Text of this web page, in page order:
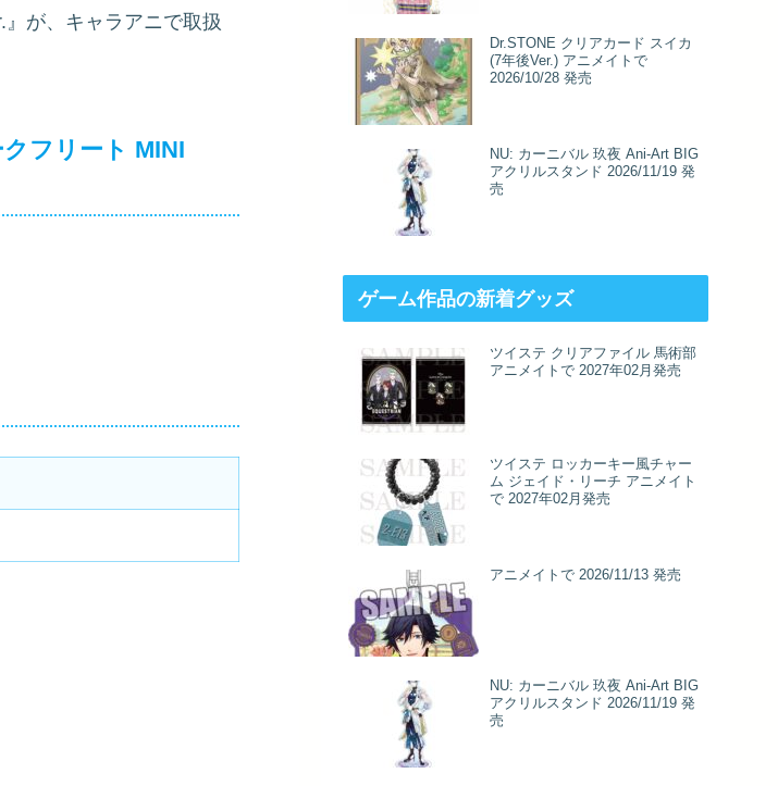
が、キャラアニで取扱
フリート MINI
Dr.STONE クリアカード スイカ
(7年後Ver.) アニメイトで
2026/10/28 発売
NU: カーニバル 玖夜 Ani-Art BIG
アクリルスタンド 2026/11/19 発
売
ゲーム作品の新着グッズ
ツイステ クリアファイル 馬術部
アニメイトで 2027年02月発売
ツイステ ロッカーキー風チャー
ム ジェイド・リーチ アニメイト
で 2027年02月発売
アニメイトで 2026/11/13 発売
NU: カーニバル 玖夜 Ani-Art BIG
アクリルスタンド 2026/11/19 発
売